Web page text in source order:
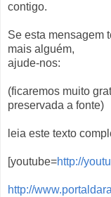
contigo.
Se esta mensagem
mais alguém,
ajude-nos:
(ficaremos muito
preservada a fonte)
leia este texto
[youtube=http://
http://